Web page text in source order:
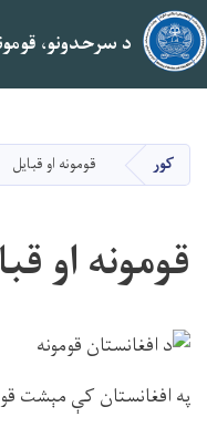
د سرحدونو،
کور قومونه او قبایل
قومونه او
په افغانستان کې مېشت